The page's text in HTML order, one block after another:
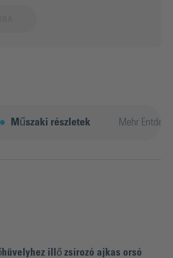
Műszaki részletek Mehr
illő zsírozó ajkas orsó